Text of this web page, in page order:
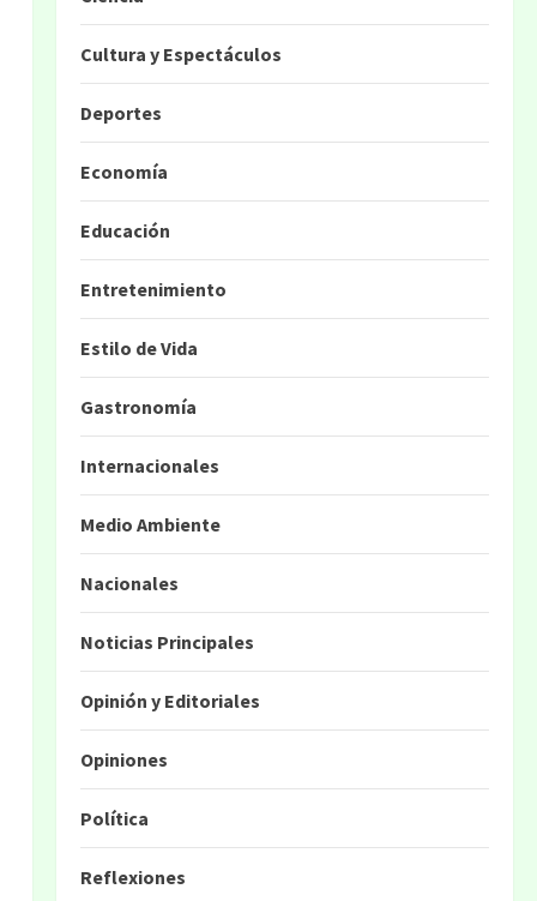
Cultura y Espectáculos
Deportes
Economía
Educación
Entretenimiento
Estilo de Vida
Gastronomía
Internacionales
Medio Ambiente
Nacionales
Noticias Principales
Opinión y Editoriales
Opiniones
Política
Reflexiones